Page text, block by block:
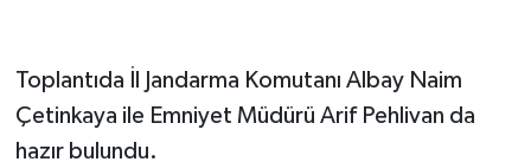
Toplantıda İl Jandarma Komutanı Albay Naim
Çetinkaya ile Emniyet Müdürü Arif Pehlivan da
hazır bulundu.